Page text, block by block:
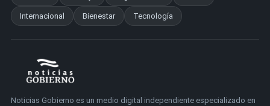
Internacional Bienestar Tecnología
Noticias Gobierno es un medio digital independiente especializado en